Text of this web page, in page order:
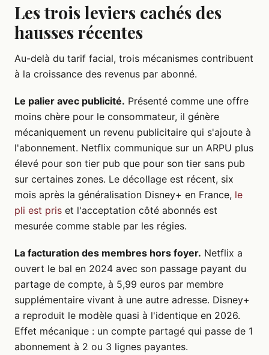
Les trois leviers cachés des
hausses récentes
Au-delà du tarif facial, trois mécanismes contribuent
à la croissance des revenus par abonné.
Le palier avec publicité. Présenté comme une offre
moins chère pour le consommateur, il génère
mécaniquement un revenu publicitaire qui s'ajoute à
l'abonnement. Netflix communique sur un ARPU plus
élevé pour son tier pub que pour son tier sans pub
sur certaines zones. Le décollage est récent, six
mois après la généralisation Disney+ en France, le
pli est pris et l'acceptation côté abonnés est
mesurée comme stable par les régies.
La facturation des membres hors foyer. Netflix a
ouvert le bal en 2024 avec son passage payant du
partage de compte, à 5,99 euros par membre
supplémentaire vivant à une autre adresse. Disney+
a reproduit le modèle quasi à l'identique en 2026.
Effet mécanique : un compte partagé qui passe de 1
abonnement à 2 ou 3 lignes payantes.